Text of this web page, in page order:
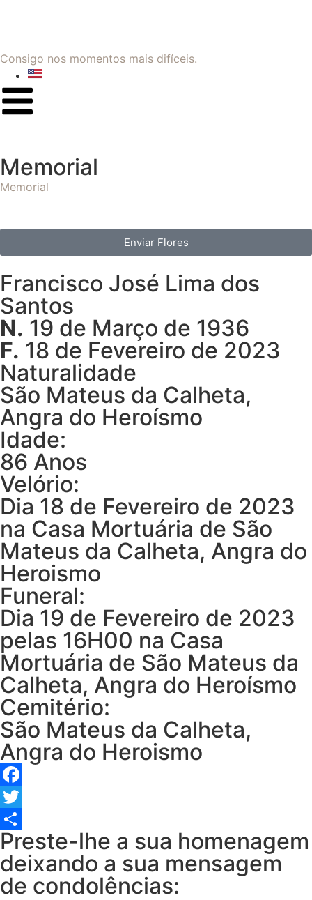
Consigo nos momentos mais difíceis.
Memorial
Memorial
Enviar Flores
Francisco José Lima dos
Santos
N. 19 de Março de 1936
F. 18 de Fevereiro de 2023
Naturalidade
São Mateus da Calheta,
Angra do Heroísmo
Idade:
86 Anos
Velório:
Dia 18 de Fevereiro de 2023
na Casa Mortuária de São
Mateus da Calheta, Angra do
Heroismo
Funeral:
Dia 19 de Fevereiro de 2023
pelas 16H00 na Casa
Mortuária de São Mateus da
Calheta, Angra do Heroísmo
Cemitério:
São Mateus da Calheta,
Angra do Heroismo
Facebook
Twitter
Share
Preste-lhe a sua homenagem
deixando a sua mensagem
de condolências: